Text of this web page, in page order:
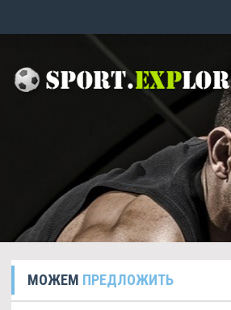
МОЖЕМ ПРЕДЛОЖИТЬ